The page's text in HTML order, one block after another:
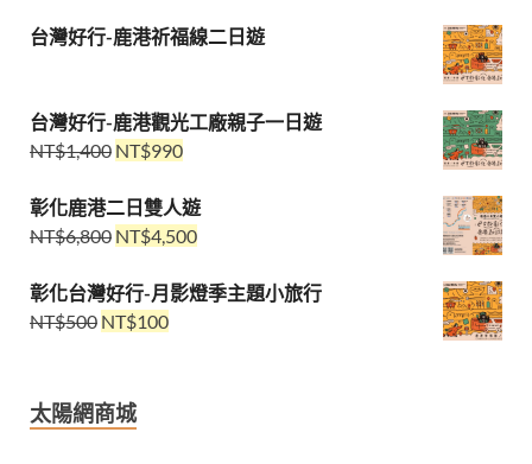
台灣好行-鹿港祈福線二日遊
台灣好行-鹿港觀光工廠親子一日遊
NT$1,400 NT$990
彰化鹿港二日雙人遊
NT$6,800 NT$4,500
彰化台灣好行-月影燈季主題小旅行
NT$500 NT$100
太陽網商城